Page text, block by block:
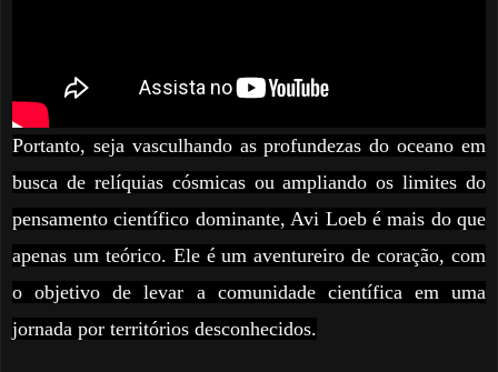
Portanto, seja vasculhando as profundezas do oceano em
busca de relíquias cósmicas ou ampliando os limites do
pensamento científico dominante, Avi Loeb é mais do que
apenas um teórico. Ele é um aventureiro de coração, com
o objetivo de levar a comunidade científica em uma
jornada por territórios desconhecidos.